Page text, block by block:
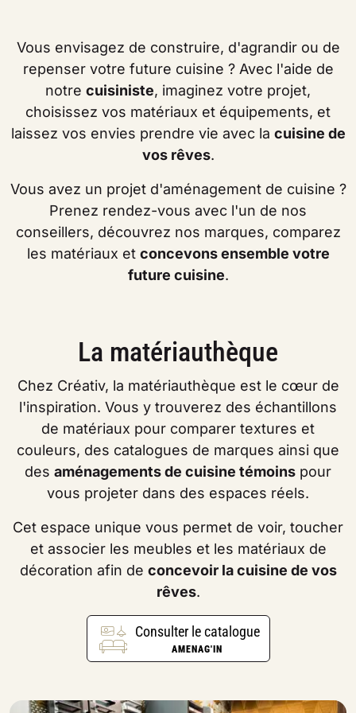
Vous envisagez de construire, d'agrandir ou de
repenser votre future cuisine ? Avec l'aide de
notre cuisiniste, imaginez votre projet,
choisissez vos matériaux et équipements, et
laissez vos envies prendre vie avec la cuisine de
vos rêves.
Vous avez un projet d'aménagement de cuisine ?
Prenez rendez-vous avec l'un de nos
conseillers, découvrez nos marques, comparez
les matériaux et concevons ensemble votre
future cuisine.
La matériauthèque
Chez Créativ, la matériauthèque est le cœur de
l'inspiration. Vous y trouverez des échantillons
de matériaux pour comparer textures et
couleurs, des catalogues de marques ainsi que
des aménagements de cuisine témoins pour
vous projeter dans des espaces réels.
Cet espace unique vous permet de voir, toucher
et associer les meubles et les matériaux de
décoration afin de concevoir la cuisine de vos
rêves.
Consulter le catalogue
AMENAG'IN